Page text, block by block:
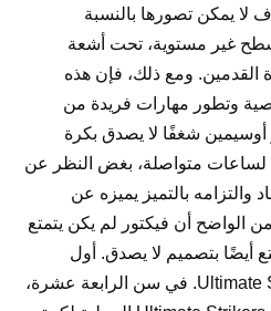
لا يمكن تصورها بالنسبة
غير مستوية، تحت أشعة
القدمين. ومع ذلك، فإن هذه
وتطور مهارات فريدة من
شغفًا لا يصدق بكرة
لساعات متواصلة، بغض النظر عن
بالتميز يميزه عن
الواضح أن فيكتور لم يكن يتمتع
أيضًا بتصميم لا يصدق. أول
أكاديمية لكرة القدم: Ultimate Strikers. في سن الرابعة عشرة،